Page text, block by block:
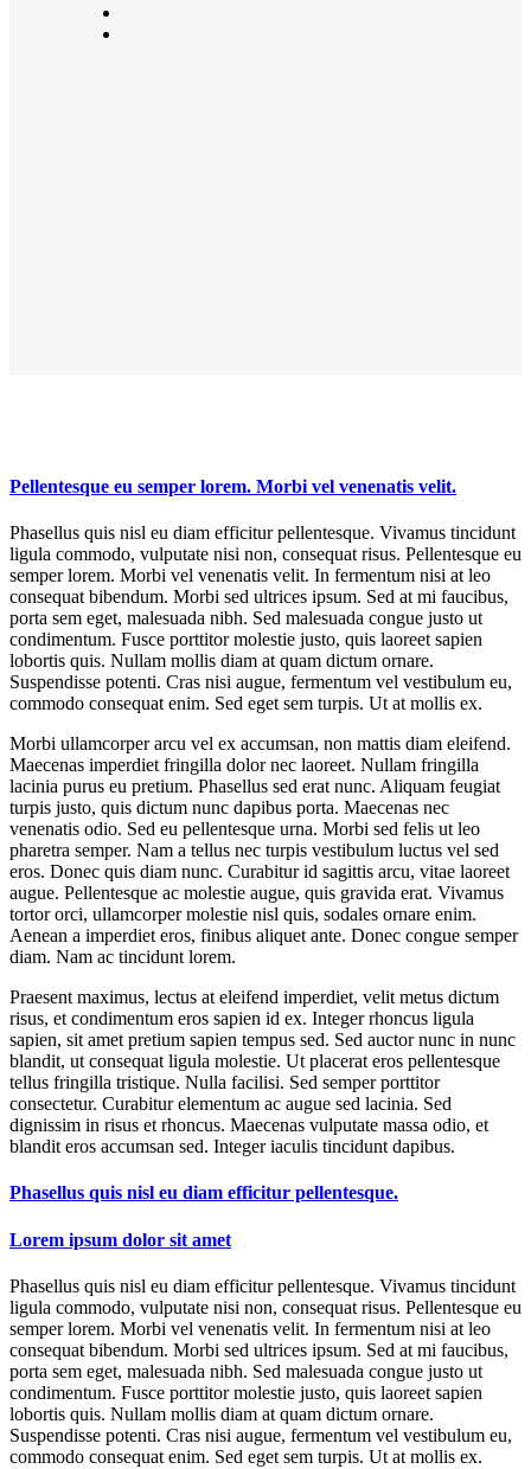
Pellentesque eu semper lorem. Morbi vel venenatis velit.
Phasellus quis nisl eu diam efficitur pellentesque. Vivamus tincidunt
ligula commodo, vulputate nisi non, consequat risus. Pellentesque eu
semper lorem. Morbi vel venenatis velit. In fermentum nisi at leo
consequat bibendum. Morbi sed ultrices ipsum. Sed at mi faucibus,
porta sem eget, malesuada nibh. Sed malesuada congue justo ut
condimentum. Fusce porttitor molestie justo, quis laoreet sapien
lobortis quis. Nullam mollis diam at quam dictum ornare.
Suspendisse potenti. Cras nisi augue, fermentum vel vestibulum eu,
commodo consequat enim. Sed eget sem turpis. Ut at mollis ex.
Morbi ullamcorper arcu vel ex accumsan, non mattis diam eleifend.
Maecenas imperdiet fringilla dolor nec laoreet. Nullam fringilla
lacinia purus eu pretium. Phasellus sed erat nunc. Aliquam feugiat
turpis justo, quis dictum nunc dapibus porta. Maecenas nec
venenatis odio. Sed eu pellentesque urna. Morbi sed felis ut leo
pharetra semper. Nam a tellus nec turpis vestibulum luctus vel sed
eros. Donec quis diam nunc. Curabitur id sagittis arcu, vitae laoreet
augue. Pellentesque ac molestie augue, quis gravida erat. Vivamus
tortor orci, ullamcorper molestie nisl quis, sodales ornare enim.
Aenean a imperdiet eros, finibus aliquet ante. Donec congue semper
diam. Nam ac tincidunt lorem.
Praesent maximus, lectus at eleifend imperdiet, velit metus dictum
risus, et condimentum eros sapien id ex. Integer rhoncus ligula
sapien, sit amet pretium sapien tempus sed. Sed auctor nunc in nunc
blandit, ut consequat ligula molestie. Ut placerat eros pellentesque
tellus fringilla tristique. Nulla facilisi. Sed semper porttitor
consectetur. Curabitur elementum ac augue sed lacinia. Sed
dignissim in risus et rhoncus. Maecenas vulputate massa odio, et
blandit eros accumsan sed. Integer iaculis tincidunt dapibus.
Phasellus quis nisl eu diam efficitur pellentesque.
Lorem ipsum dolor sit amet
Phasellus quis nisl eu diam efficitur pellentesque. Vivamus tincidunt
ligula commodo, vulputate nisi non, consequat risus. Pellentesque eu
semper lorem. Morbi vel venenatis velit. In fermentum nisi at leo
consequat bibendum. Morbi sed ultrices ipsum. Sed at mi faucibus,
porta sem eget, malesuada nibh. Sed malesuada congue justo ut
condimentum. Fusce porttitor molestie justo, quis laoreet sapien
lobortis quis. Nullam mollis diam at quam dictum ornare.
Suspendisse potenti. Cras nisi augue, fermentum vel vestibulum eu,
commodo consequat enim. Sed eget sem turpis. Ut at mollis ex.